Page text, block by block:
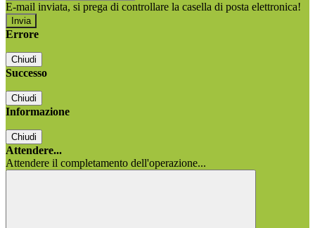
E-mail inviata, si prega di controllare la casella di posta elettronica!
Errore
Chiudi
Successo
Chiudi
Informazione
Chiudi
Attendere...
Attendere il completamento dell'operazione...